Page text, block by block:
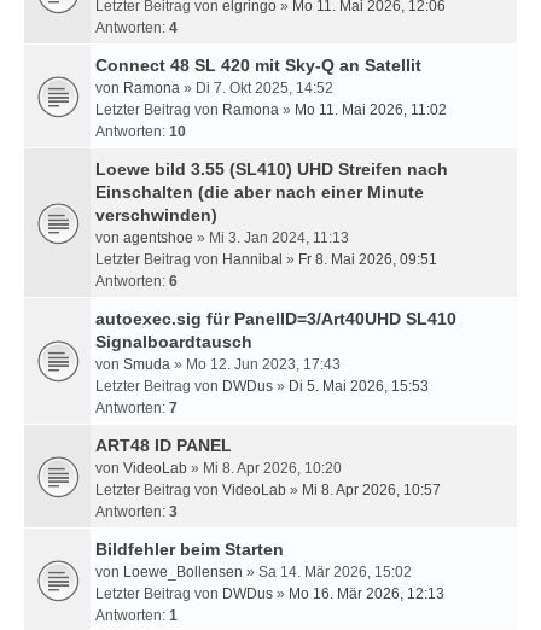
Letzter Beitrag von elgringo » Mo 11. Mai 2026, 12:06
Antworten: 4
Connect 48 SL 420 mit Sky-Q an Satellit
von Ramona » Di 7. Okt 2025, 14:52
Letzter Beitrag von Ramona » Mo 11. Mai 2026, 11:02
Antworten: 10
Loewe bild 3.55 (SL410) UHD Streifen nach
Einschalten (die aber nach einer Minute
verschwinden)
von agentshoe » Mi 3. Jan 2024, 11:13
Letzter Beitrag von Hannibal » Fr 8. Mai 2026, 09:51
Antworten: 6
autoexec.sig für PanelID=3/Art40UHD SL410
Signalboardtausch
von Smuda » Mo 12. Jun 2023, 17:43
Letzter Beitrag von DWDus » Di 5. Mai 2026, 15:53
Antworten: 7
ART48 ID PANEL
von VideoLab » Mi 8. Apr 2026, 10:20
Letzter Beitrag von VideoLab » Mi 8. Apr 2026, 10:57
Antworten: 3
Bildfehler beim Starten
von Loewe_Bollensen » Sa 14. Mär 2026, 15:02
Letzter Beitrag von DWDus » Mo 16. Mär 2026, 12:13
Antworten: 1